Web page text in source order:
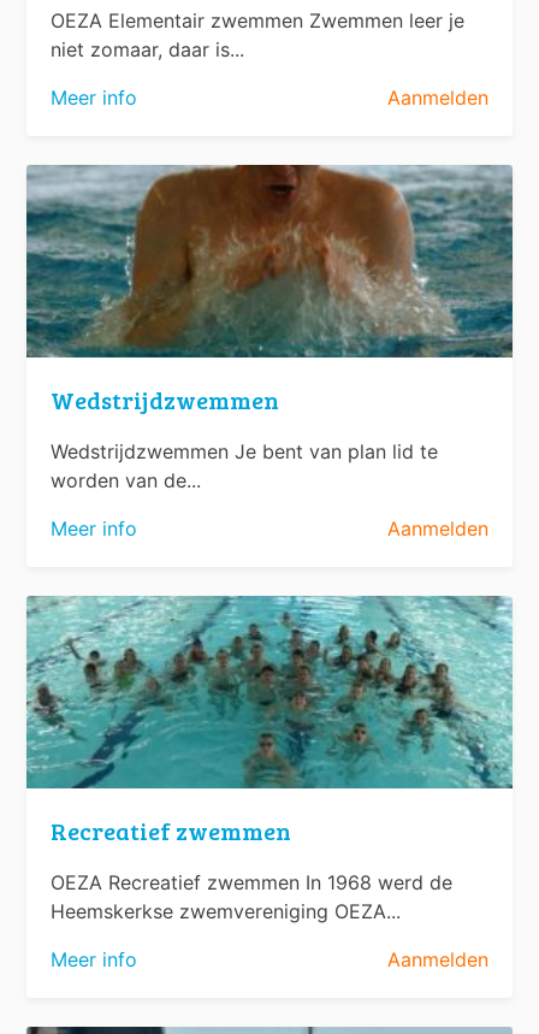
OEZA Elementair zwemmen Zwemmen leer je
niet zomaar, daar is...
Meer info
Aanmelden
Wedstrijdzwemmen
Wedstrijdzwemmen Je bent van plan lid te
worden van de...
Meer info
Aanmelden
Recreatief zwemmen
OEZA Recreatief zwemmen In 1968 werd de
Heemskerkse zwemvereniging OEZA...
Meer info
Aanmelden